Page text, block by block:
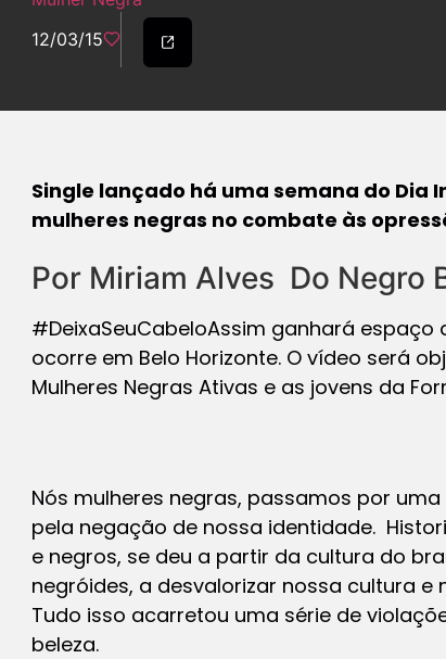
12/03/15
Single lançado há uma semana do
mulheres negras no combate às
Por Miriam Alves Do Negro
#DeixaSeuCabeloAssim ganhará espaço
ocorre em Belo Horizonte. O vídeo será
Mulheres Negras Ativas e as jovens da
Nós mulheres negras, passamos por
pela negação de nossa identidade.
e negros, se deu a partir da cultura do
negróides, a desvalorizar nossa cultura
Tudo isso acarretou uma série de
beleza.